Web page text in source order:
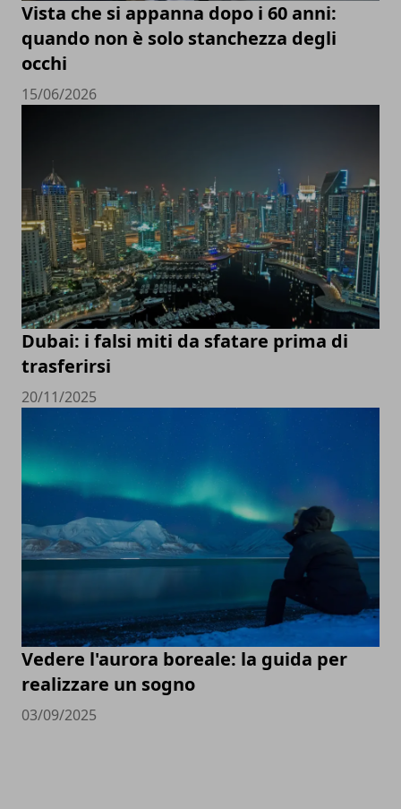
Vista che si appanna dopo i 60 anni:
quando non è solo stanchezza degli
occhi
15/06/2026
Dubai: i falsi miti da sfatare prima di
trasferirsi
20/11/2025
Vedere l'aurora boreale: la guida per
realizzare un sogno
03/09/2025